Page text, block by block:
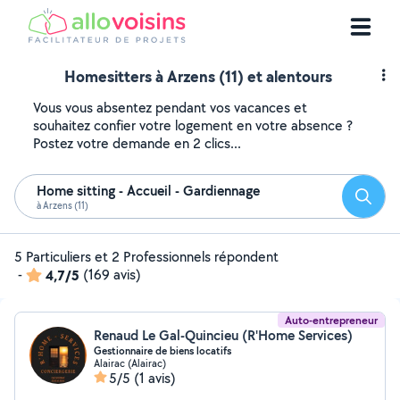
Homesitters à Arzens (11) et alentours
Vous vous absentez pendant vos vacances et
souhaitez confier votre logement en votre absence ?
Postez votre demande en 2 clics...
Home sitting - Accueil - Gardiennage
à Arzens (11)
5 Particuliers et 2 Professionnels répondent
-
4,7/5 (169 avis)
Auto-entrepreneur
Renaud Le Gal-Quincieu (R'Home Services)
Gestionnaire de biens locatifs
Alairac (Alairac)
5/5 (1 avis)